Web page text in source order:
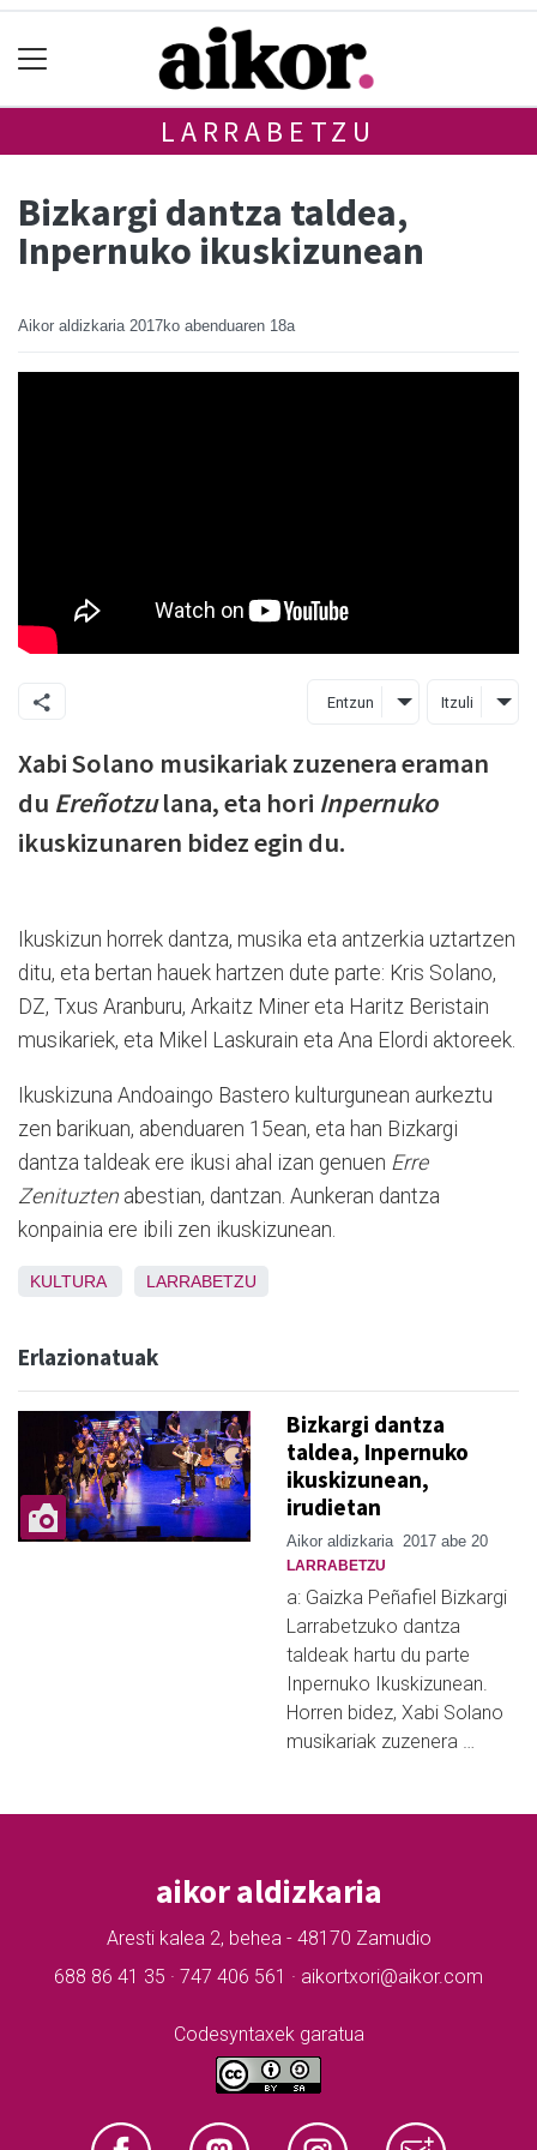
LARRABETZU
Bizkargi dantza taldea,
Inpernuko ikuskizunean
Aikor aldizkaria 2017ko abenduaren 18a
Entzun Itzuli
Xabi Solano musikariak zuzenera eraman
du Ereñotzulana, eta hori Inpernuko
ikuskizunaren bidez egin du.
Ikuskizun horrek dantza, musika eta antzerkia uztartzen
ditu, eta bertan hauek hartzen dute parte: Kris Solano,
DZ, Txus Aranburu, Arkaitz Miner eta Haritz Beristain
musikariek, eta Mikel Laskurain eta Ana Elordi aktoreek.
Ikuskizuna Andoaingo Bastero kulturgunean aurkeztu
zen barikuan, abenduaren 15ean, eta han Bizkargi
dantza taldeak ere ikusi ahal izan genuen Erre
Zenituzten abestian, dantzan. Aunkeran dantza
konpainia ere ibili zen ikuskizunean.
KULTURA LARRABETZU
Erlazionatuak
Bizkargi dantza
taldea, Inpernuko
ikuskizunean,
irudietan
Aikor aldizkaria 2017 abe 20
LARRABETZU
a: Gaizka Peñafiel Bizkargi
Larrabetzuko dantza
taldeak hartu du parte
Inpernuko Ikuskizunean.
Horren bidez, Xabi Solano
musikariak zuzenera …
aikor aldizkaria
Aresti kalea 2, behea - 48170 Zamudio
688 86 41 35 · 747 406 561 · aikortxori@aikor.com
Codesyntaxek garatua